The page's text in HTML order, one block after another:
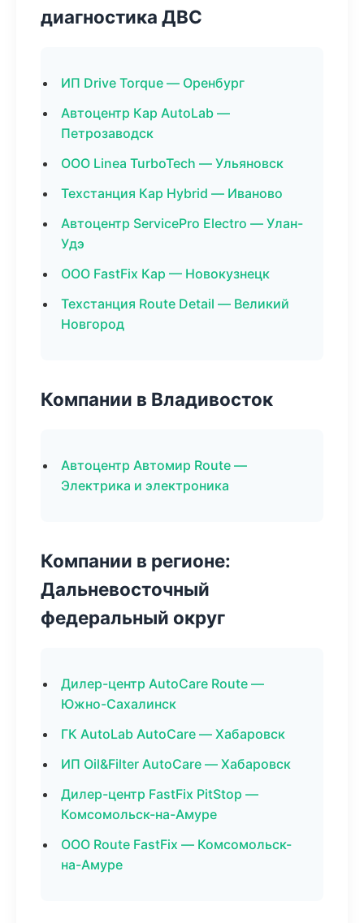
диагностика ДВС
ИП Drive Torque — Оренбург
Автоцентр Кар AutoLab —
Петрозаводск
ООО Linea TurboTech — Ульяновск
Техстанция Кар Hybrid — Иваново
Автоцентр ServicePro Electro — Улан-
Удэ
ООО FastFix Кар — Новокузнецк
Техстанция Route Detail — Великий
Новгород
Компании в Владивосток
Автоцентр Автомир Route —
Электрика и электроника
Компании в регионе:
Дальневосточный
федеральный округ
Дилер-центр AutoCare Route —
Южно-Сахалинск
ГК AutoLab AutoCare — Хабаровск
ИП Oil&Filter AutoCare — Хабаровск
Дилер-центр FastFix PitStop —
Комсомольск-на-Амуре
ООО Route FastFix — Комсомольск-
на-Амуре